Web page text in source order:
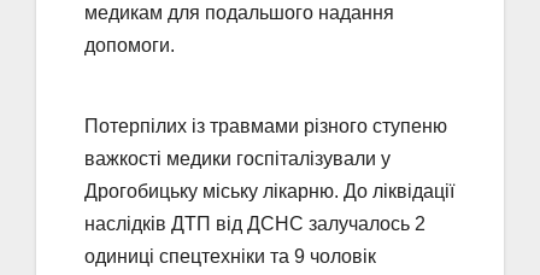
медикам для подальшого надання
допомоги.
Потерпілих із травмами різного ступеню
важкості медики госпіталізували у
Дрогобицьку міську лікарню. До ліквідації
наслідків ДТП від ДСНС залучалось 2
одиниці спецтехніки та 9 чоловік